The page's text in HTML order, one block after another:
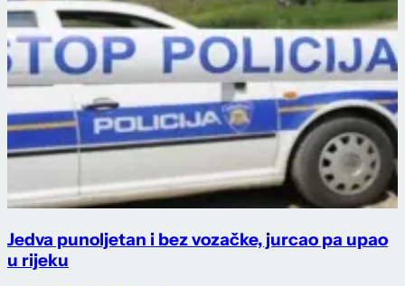
Jedva punoljetan i bez vozačke, jurcao pa upao
u rijeku